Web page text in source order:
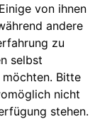
von ihnen
andere
zu
selbst
Bitte
nicht
stehen.